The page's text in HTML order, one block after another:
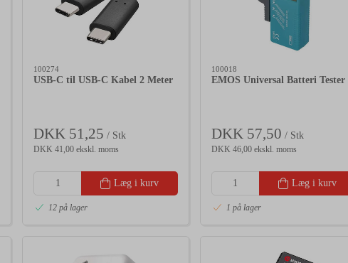
100274
USB-C til USB-C Kabel 2 Meter
DKK 51,25 / Stk
DKK 41,00 ekskl. moms
Læg i kurv
12 på lager
100018
EMOS Universal Batteri Tester
DKK 57,50 / Stk
DKK 46,00 ekskl. moms
Læg i kurv
1 på lager